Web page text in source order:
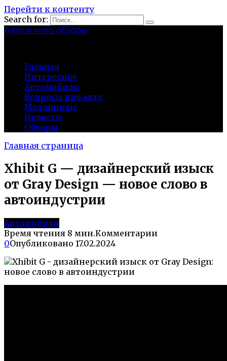
Перейти к контенту
Search for:
Авто и мото обзоры
Главная
Интересное
Автомобили
Вопросы про авто
Мотоциклы
Новости
Обзоры
Главная страница
Xhibit G — дизайнерский изыск
от Gray Design — новое слово в
автоиндустрии
Автомобили
Время чтения 8 мин.Комментарии
0Опубликовано 17.02.2024